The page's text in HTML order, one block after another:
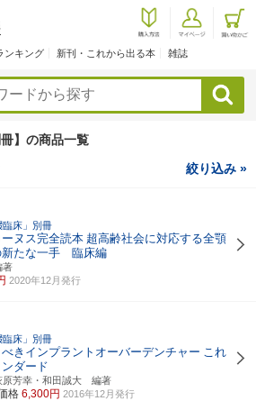
ンキング 新刊・これから出る本 雑誌
検索
】の商品一覧
絞り込み »
臨床」別冊
ヌス完全読本 超高齢社会に対応する全顎
新たな一手 臨床編
著
2020年12月発行
臨床」別冊
きインプラントオーバーデンチャー これ
ダード
原芳幸・和田誠大 編著
格 6,300円 2016年12月発行